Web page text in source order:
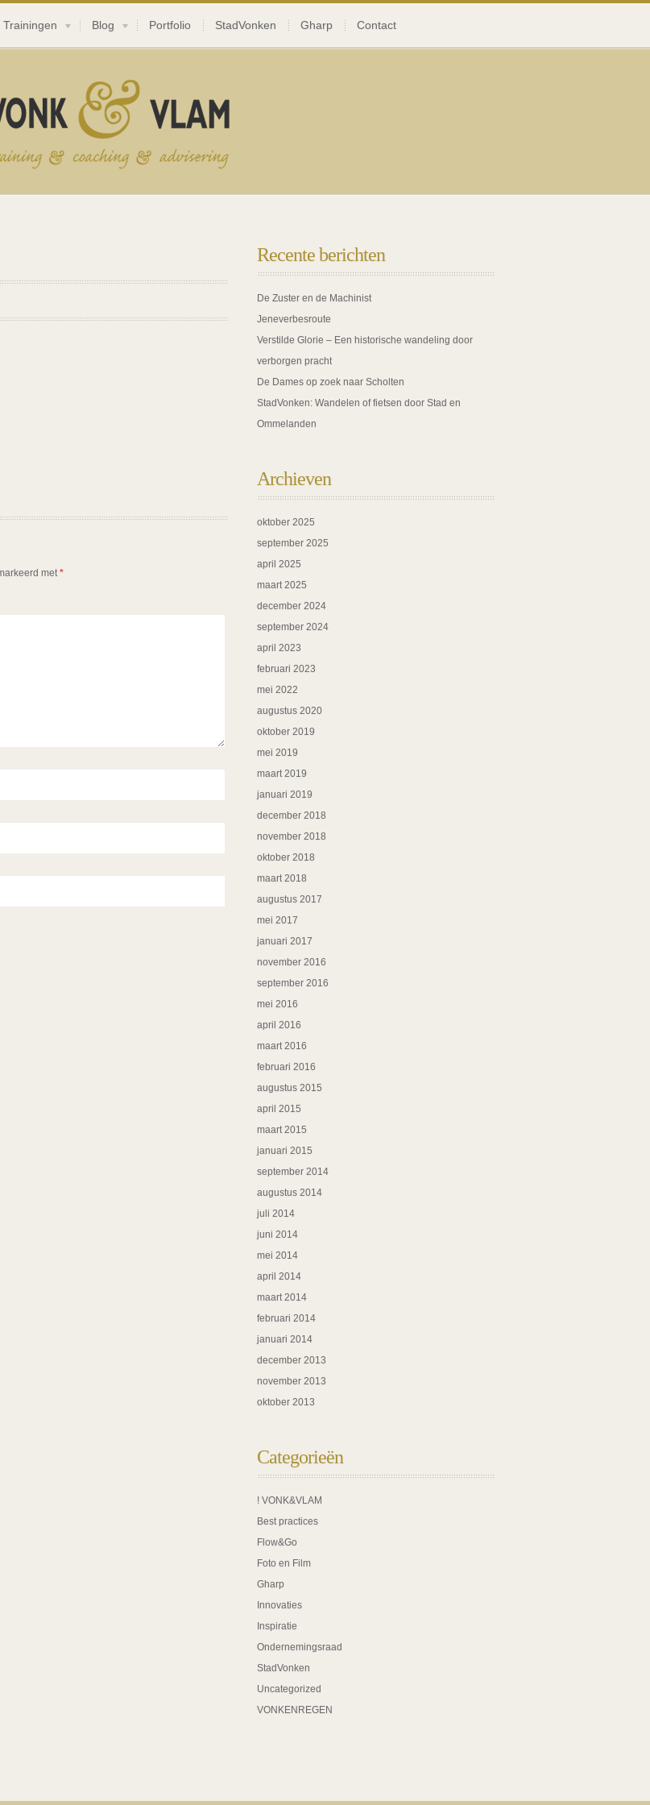
Trainingen Blog Portfolio StadVonken Gharp Contact
met*
Recente berichten
De Zuster en de Machinist
Jeneverbesroute
Verstilde Glorie – Een historische wandeling door
verborgen pracht
De Dames op zoek naar Scholten
StadVonken: Wandelen of fietsen door Stad en
Ommelanden
Archieven
oktober 2025
september 2025
april 2025
maart 2025
december 2024
september 2024
april 2023
februari 2023
mei 2022
augustus 2020
oktober 2019
mei 2019
maart 2019
januari 2019
december 2018
november 2018
oktober 2018
maart 2018
augustus 2017
mei 2017
januari 2017
november 2016
september 2016
mei 2016
april 2016
maart 2016
februari 2016
augustus 2015
april 2015
maart 2015
januari 2015
september 2014
augustus 2014
juli 2014
juni 2014
mei 2014
april 2014
maart 2014
februari 2014
januari 2014
december 2013
november 2013
oktober 2013
Categorieën
! VONK&VLAM
Best practices
Flow&Go
Foto en Film
Gharp
Innovaties
Inspiratie
Ondernemingsraad
StadVonken
Uncategorized
VONKENREGEN